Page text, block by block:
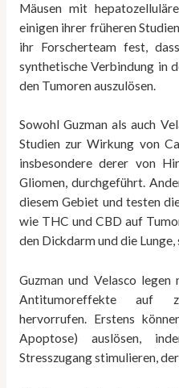
Mäusen mit
einigen ihrer früheren
ihr Forscherteam fest,
synthetische Verbindung in
den Tumoren auszulösen.
Sowohl Guzman als auch
Studien zur Wirkung von
insbesondere derer von
Gliomen, durchgeführt.
diesem Gebiet und testen
wie THC und CBD auf
den Dickdarm und die
Guzman und Velasco legen
Antitumoreffekte auf
hervorrufen. Erstens
Apoptose) auslösen,
Stresszugang stimulieren,